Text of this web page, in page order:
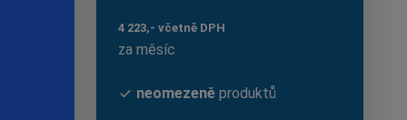
4 223,- včetně DPH
za měsíc
neomezeně produktů